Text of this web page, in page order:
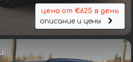
цена от €625 в день
описание и цены